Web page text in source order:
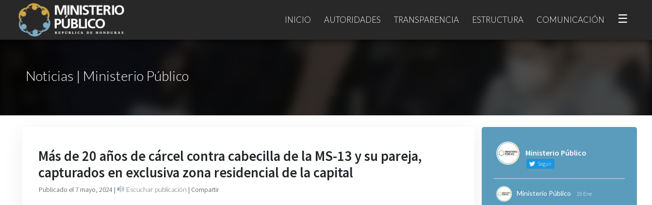
INICIO AUTORIDADES TRANSPARENCIA ESTRUCTURA COMUNICACIÓN ☰
Noticias | Ministerio Público
Más de 20 años de cárcel contra cabecilla de la MS-13 y su pareja,
capturados en exclusiva zona residencial de la capital
Publicado el 7 mayo, 2024 | Escuchar publicación | Compartir
Ministerio Público
Seguir
Ministerio Público 19 Ene